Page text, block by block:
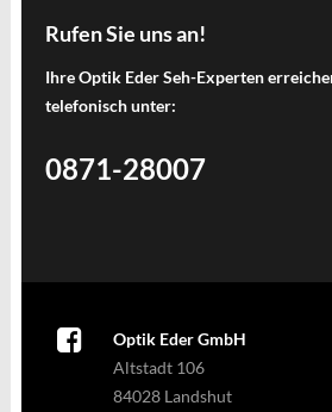
Rufen Sie uns an!
Ihre Optik Eder Seh-Experten
telefonisch unter:
0871-28007
Optik Eder GmbH
Altstadt 106
84028 Landshut